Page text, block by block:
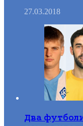
27.03.2018
Два